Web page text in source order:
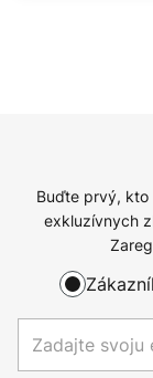
Buďte prvý, kto
exkluzívnych